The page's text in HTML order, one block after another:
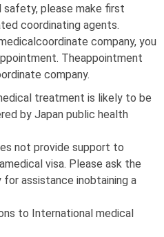
safety, please make first
coordinating agents.
company, you
Theappointment
company.
treatment is likely to be
by Japan public health
not provide support to
visa. Please ask the
assistance inobtaining a
to International medical